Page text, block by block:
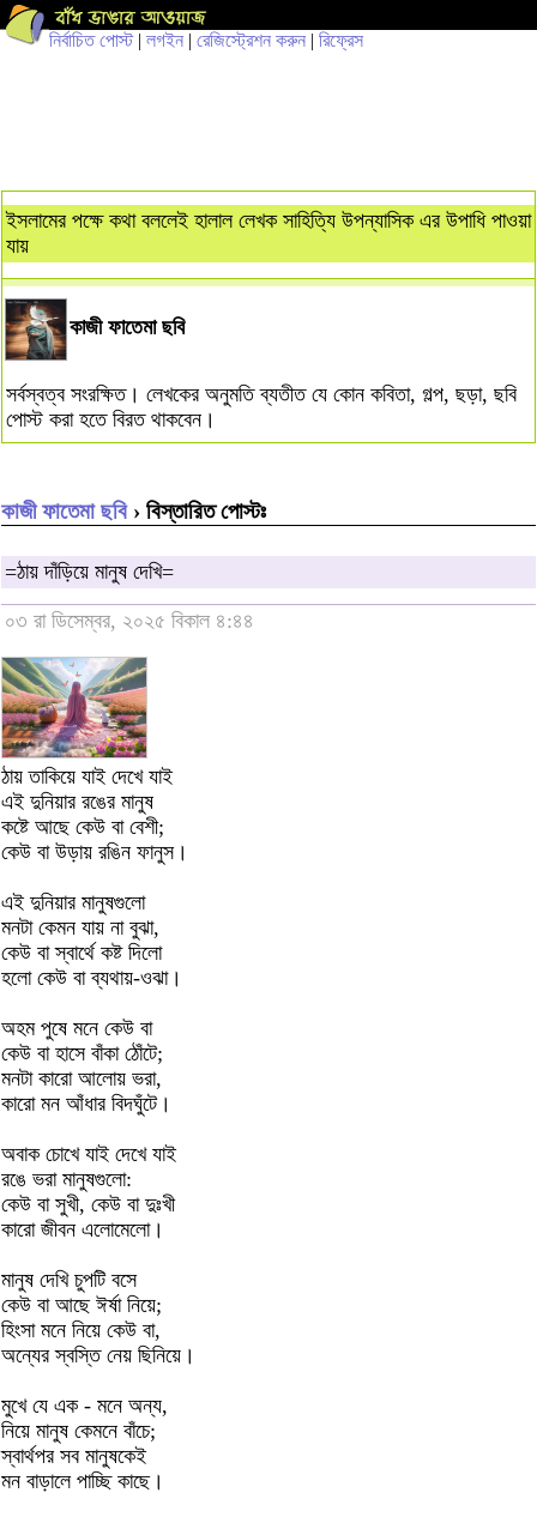
নির্বাচিত পোস্ট| লগইন | রেজিস্ট্রেশন করুন | রিফ্রেস
ইসলামের পক্ষে কথা বললেই হালাল লেখক সাহিত্যি উপন্যাসিক এর উপাধি পাওয়া
যায়
কাজী ফাতেমা ছবি
সর্বস্বত্ব সংরক্ষিত। লেখকের অনুমতি ব্যতীত যে কোন কবিতা, গল্প, ছড়া, ছবি
পোস্ট করা হতে বিরত থাকবেন।
কাজী ফাতেমা ছবি› বিস্তারিত পোস্টঃ
=ঠায় দাঁড়িয়ে মানুষ দেখি=
০৩ রা ডিসেম্বর, ২০২৫ বিকাল ৪:৪৪
ঠায় তাকিয়ে যাই দেখে যাই
এই দুনিয়ার রঙের মানুষ
কষ্টে আছে কেউ বা বেশী;
কেউ বা উড়ায় রঙিন ফানুস।
এই দুনিয়ার মানুষগুলো
মনটা কেমন যায় না বুঝা,
কেউ বা স্বার্থে কষ্ট দিলো
হলো কেউ বা ব্যথায়-ওঝা।
অহম পুষে মনে কেউ বা
কেউ বা হাসে বাঁকা ঠোঁটে;
মনটা কারো আলোয় ভরা,
কারো মন আঁধার বিদঘুঁটে।
অবাক চোখে যাই দেখে যাই
রঙে ভরা মানুষগুলো:
কেউ বা সুখী, কেউ বা দুঃখী
কারো জীবন এলোমেলো।
মানুষ দেখি চুপটি বসে
কেউ বা আছে ঈর্ষা নিয়ে;
হিংসা মনে নিয়ে কেউ বা,
অন্যের স্বস্তি নেয় ছিনিয়ে।
মুখে যে এক - মনে অন্য,
নিয়ে মানুষ কেমনে বাঁচে;
স্বার্থপর সব মানুষকেই
মন বাড়ালে পাচ্ছি কাছে।